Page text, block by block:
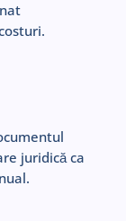
juridică ca